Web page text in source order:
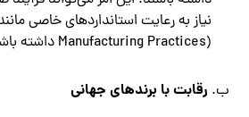
Manufacturing Practices) داشته باشد.
ب. رقابت با برندهای جهانی